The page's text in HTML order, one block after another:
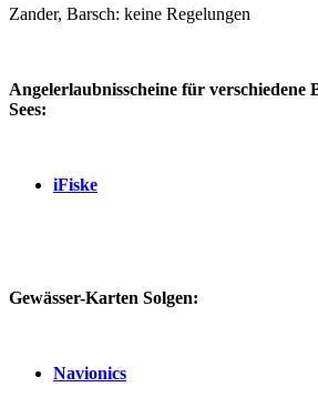
Zander, Barsch: keine Regelungen
Angelerlaubnisscheine für verschiedene
Sees:
iFiske
Gewässer-Karten Solgen:
Navionics